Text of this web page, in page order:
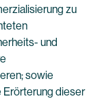
zu
und
sowie
Erörterung dieser